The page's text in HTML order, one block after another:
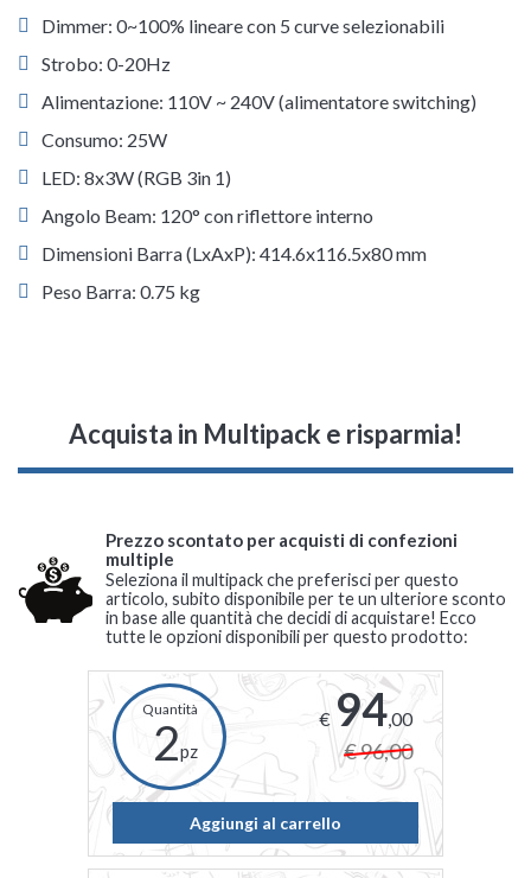
Dimmer: 0~100% lineare con 5 curve selezionabili
Strobo: 0-20Hz
Alimentazione: 110V ~ 240V (alimentatore switching)
Consumo: 25W
LED: 8x3W (RGB 3in 1)
Angolo Beam: 120° con riflettore interno
Dimensioni Barra (LxAxP): 414.6x116.5x80 mm
Peso Barra: 0.75 kg
Acquista in Multipack e risparmia!
Prezzo scontato per acquisti di confezioni
multiple
Seleziona il multipack che preferisci per questo
articolo, subito disponibile per te un ulteriore sconto
in base alle quantità che decidi di acquistare! Ecco
tutte le opzioni disponibili per questo prodotto:
2pz
€ 94,00
€ 96,00
Aggiungi al carrello